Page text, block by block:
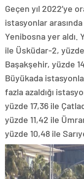
Geçen yıl 2022’ye
istasyonlar
Yenibosna yer aldı.
ile Üsküdar-2, yüzde
Başakşehir, yüzde
Büyükada
fazla azaldığı
yüzde 17,36 ile
yüzde 11,42 ile
yüzde 10,48 ile